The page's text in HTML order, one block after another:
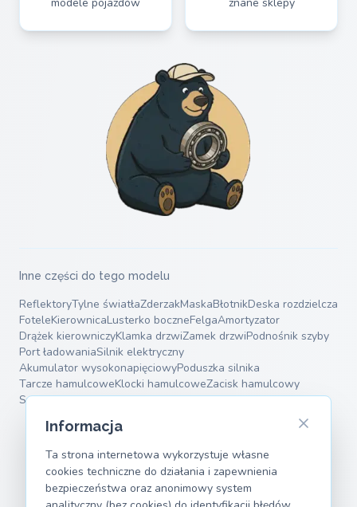
Inne części do tego modelu
ReflektoryTylne światłaZderzakMaskaBłotnikDeska rozdzielcza
FoteleKierownicaLusterko boczneFelgaAmortyzator
Drążek kierowniczyKlamka drzwiZamek drzwiPodnośnik szyby
Port ładowaniaSilnik elektryczny
Akumulator wysokonapięciowyPoduszka silnika
Tarcze hamulcoweKlocki hamulcoweZacisk hamulcowy
Sprężyny zawieszeniaWahacze
Informacja
Ta strona internetowa wykorzystuje własne
cookies techniczne do działania i zapewnienia
bezpieczeństwa oraz anonimowy system